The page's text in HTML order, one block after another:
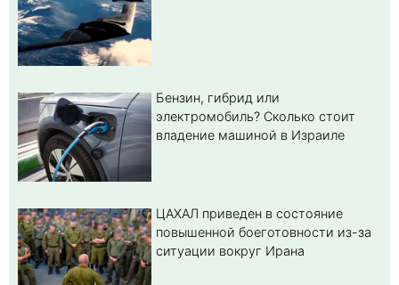
Бензин, гибрид или
электромобиль? Cколько стоит
владение машиной в Израиле
ЦАХАЛ приведен в состояние
повышенной боеготовности из-за
ситуации вокруг Ирана